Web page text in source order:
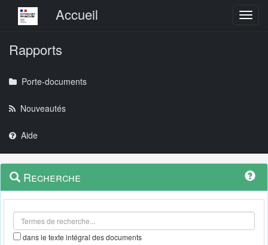
Menu principalAccueil
Rapports
Porte-documents
Nouveautés
Aide
Navigation
outils
Menu
contextuel
Recherche
dans le texte intégral des documents